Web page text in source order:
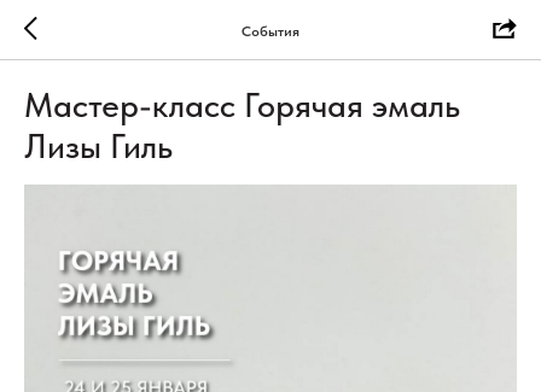
События
Мастер-класс Горячая эмаль
Лизы Гиль